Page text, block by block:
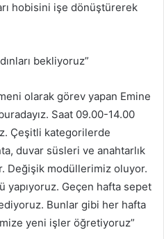
hobisini işe dönüştürerek
bekliyoruz”
olarak görev yapan Emine
Saat 09.00-14.00
Çeşitli kategorilerde
duvar süsleri ve anahtarlık
Değişik modüllerimiz oluyor.
yapıyoruz. Geçen hafta sepet
Bunlar gibi her hafta
yeni işler öğretiyoruz”